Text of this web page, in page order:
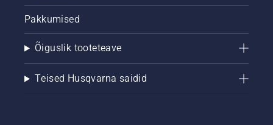
Pakkumised
Õiguslik tooteteave
Teised Husqvarna saidid